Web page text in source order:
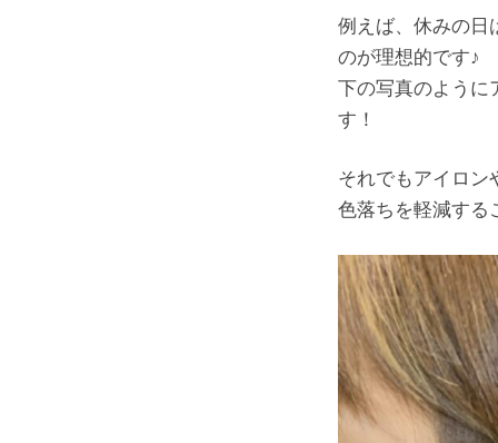
例えば、休みの日
のが理想的です♪
下の写真のように
す！
それでもアイロン
色落ちを軽減する